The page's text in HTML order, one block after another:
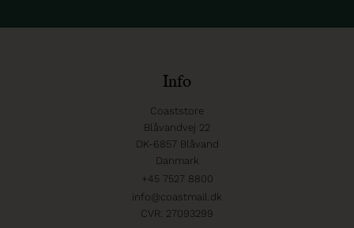
Info
Coaststore
Blåvandvej 22
DK-6857 Blåvand
Danmark
+45 7527 8800
info@coastmail.dk
CVR: 27093299